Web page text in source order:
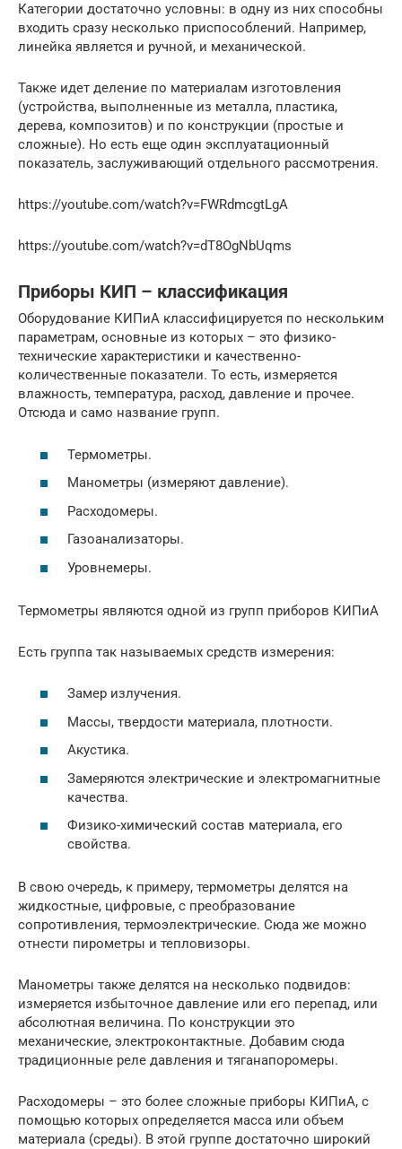
Категории достаточно условны: в одну из них способны
входить сразу несколько приспособлений. Например,
линейка является и ручной, и механической.
Также идет деление по материалам изготовления
(устройства, выполненные из металла, пластика,
дерева, композитов) и по конструкции (простые и
сложные). Но есть еще один эксплуатационный
показатель, заслуживающий отдельного рассмотрения.
https://youtube.com/watch?v=FWRdmcgtLgA
https://youtube.com/watch?v=dT8OgNbUqms
Приборы КИП – классификация
Оборудование КИПиА классифицируется по нескольким
параметрам, основные из которых – это физико-
технические характеристики и качественно-
количественные показатели. То есть, измеряется
влажность, температура, расход, давление и прочее.
Отсюда и само название групп.
Термометры.
Манометры (измеряют давление).
Расходомеры.
Газоанализаторы.
Уровнемеры.
Термометры являются одной из групп приборов КИПиА
Есть группа так называемых средств измерения:
Замер излучения.
Массы, твердости материала, плотности.
Акустика.
Замеряются электрические и электромагнитные
качества.
Физико-химический состав материала, его
свойства.
В свою очередь, к примеру, термометры делятся на
жидкостные, цифровые, с преобразование
сопротивления, термоэлектрические. Сюда же можно
отнести пирометры и тепловизоры.
Манометры также делятся на несколько подвидов:
измеряется избыточное давление или его перепад, или
абсолютная величина. По конструкции это
механические, электроконтактные. Добавим сюда
традиционные реле давления и тяганапоромеры.
Расходомеры – это более сложные приборы КИПиА, с
помощью которых определяется масса или объем
материала (среды). В этой группе достаточно широкий